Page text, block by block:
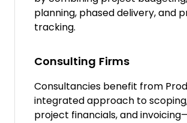
planning, phased delivery, and
tracking.
Consulting Firms
Consultancies benefit from
integrated approach to
project financials, and